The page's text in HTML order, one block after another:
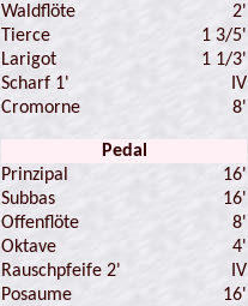
Waldflöte
2'
Tierce
1 3/5'
Larigot
1 1/3'
Scharf 1'
IV
Cromorne 8'
Pedal
Prinzipal
16'
Subbas
16'
Offenflöte
8'
Oktave
4'
Rauschpfeife 2'
IV
Posaume
16'